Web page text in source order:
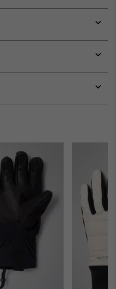
or
or
or